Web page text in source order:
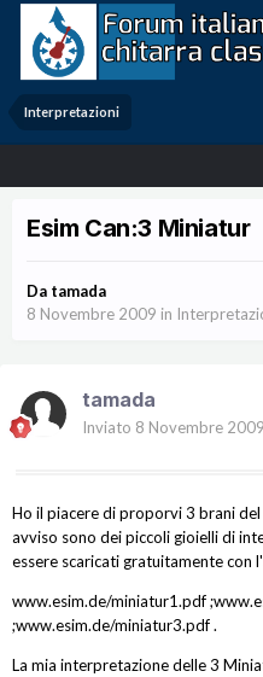
Interpretazioni
Esim Can:3 Miniatur
Da tamada
8 Novembre 2009 in
tamada
Inviato 8 Novembre 2009
Ho il piacere di proporvi 3 brani
avviso sono dei piccoli gioielli di
essere scaricati gratuitamente con
www.esim.de/miniatur1.pdf
;www.esim.de/miniatur3.pdf .
La mia interpretazione delle 3